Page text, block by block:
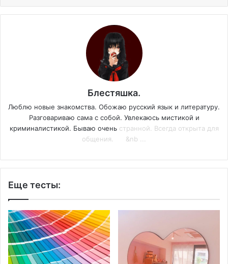
Блестяшка.
Люблю новые знакомства. Обожаю русский язык и литературу.
Разговариваю сама с собой. Увлекаюсь мистикой и
криминалистикой. Бываю очень странной. Всегда открыта для
общения. &nb ...
Еще тесты: